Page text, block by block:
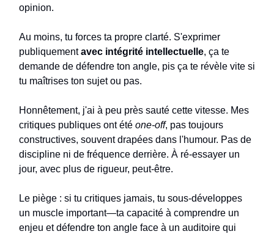
opinion.
Au moins, tu forces ta propre clarté. S'exprimer
publiquementavec intégrité intellectuelle, ça te
demande de défendre ton angle, pis ça te révèle vite si
tu maîtrises ton sujet ou pas.
Honnêtement, j'ai à peu près sauté cette vitesse. Mes
critiques publiques ont été one-off, pas toujours
constructives, souvent drapées dans l'humour. Pas de
discipline ni de fréquence derrière. À ré-essayer un
jour, avec plus de rigueur, peut-être.
Le piège : si tu critiques jamais, tu sous-développes
un muscle important—ta capacité à comprendre un
enjeu et défendre ton angle face à un auditoire qui